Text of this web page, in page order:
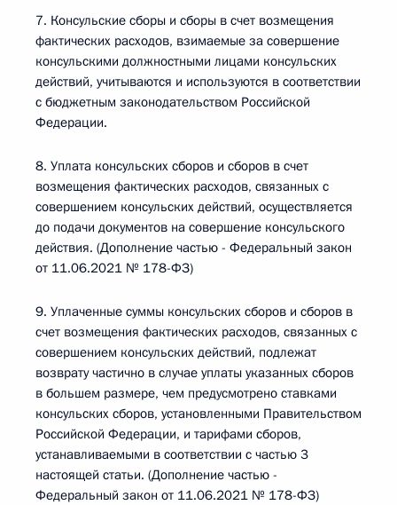
7. Консульские сборы и сборы в счет возмещения
фактических расходов, взимаемые за совершение
консульскими должностными лицами консульских
действий, учитываются и используются в соответствии
с бюджетным законодательством Российской
Федерации.
8. Уплата консульских сборов и сборов в счет
возмещения фактических расходов, связанных с
совершением консульских действий, осуществляется
до подачи документов на совершение консульского
действия. (Дополнение частью - Федеральный закон
от 11.06.2021 № 178-ФЗ)
9. Уплаченные суммы консульских сборов и сборов в
счет возмещения фактических расходов, связанных с
совершением консульских действий, подлежат
возврату частично в случае уплаты указанных сборов
в большем размере, чем предусмотрено ставками
консульских сборов, установленными Правительством
Российской Федерации, и тарифами сборов,
устанавливаемыми в соответствии с частью 3
настоящей статьи. (Дополнение частью -
Федеральный закон от 11.06.2021 № 178-ФЗ)